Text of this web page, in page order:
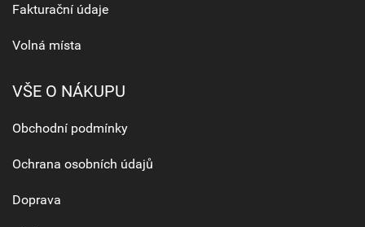
Fakturační údaje
Volná místa
VŠE O NÁKUPU
Obchodní podmínky
Ochrana osobních údajů
Doprava